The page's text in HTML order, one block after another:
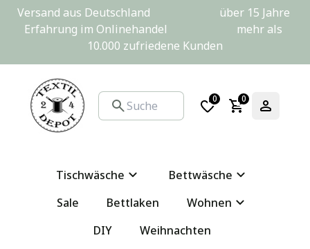
Versand aus Deutschland                         über 15 Jahre
Erfahrung im Onlinehandel                         mehr als
10.000 zufriedene Kunden
0 0
Tischwäsche
Bettwäsche
Sale
Bettlaken
Wohnen
DIY
Weihnachten